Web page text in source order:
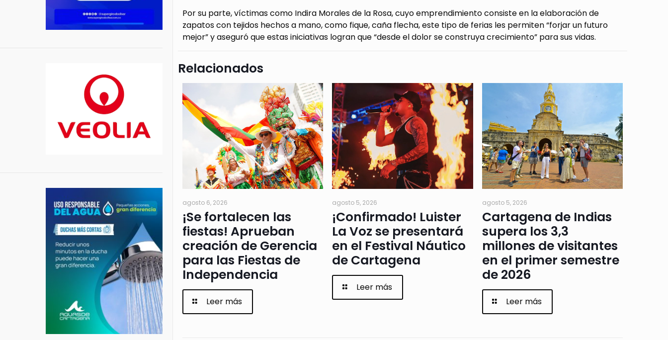
Por su parte, víctimas como Indira Morales de la Rosa, cuyo emprendimiento consiste en la elaboración de
zapatos con tejidos hechos a mano, como fique, caña flecha, este tipo de ferias les permiten “forjar un futuro
mejor” y aseguró que estas iniciativas logran que “desde el dolor se construya crecimiento” para sus vidas.
Relacionados
agosto 6, 2026
¡Se fortalecen las
fiestas! Aprueban
creación de Gerencia
para las Fiestas de
Independencia
Leer más
agosto 5, 2026
¡Confirmado! Luister
La Voz se presentará
en el Festival Náutico
de Cartagena
Leer más
agosto 5, 2026
Cartagena de Indias
supera los 3,3
millones de visitantes
en el primer semestre
de 2026
Leer más